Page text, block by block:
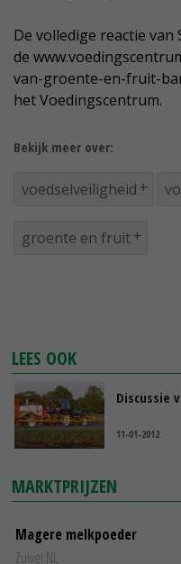
De volledige reactie
de
van-groente-en-fruit-
het Voedingscentrum.
Bekijk meer over:
voedselveiligheid
groente en fruit
LEES OOK
Discussie
11-01-2012
MARKTPRIJZEN
Magere melkpoeder
Zuivel NL